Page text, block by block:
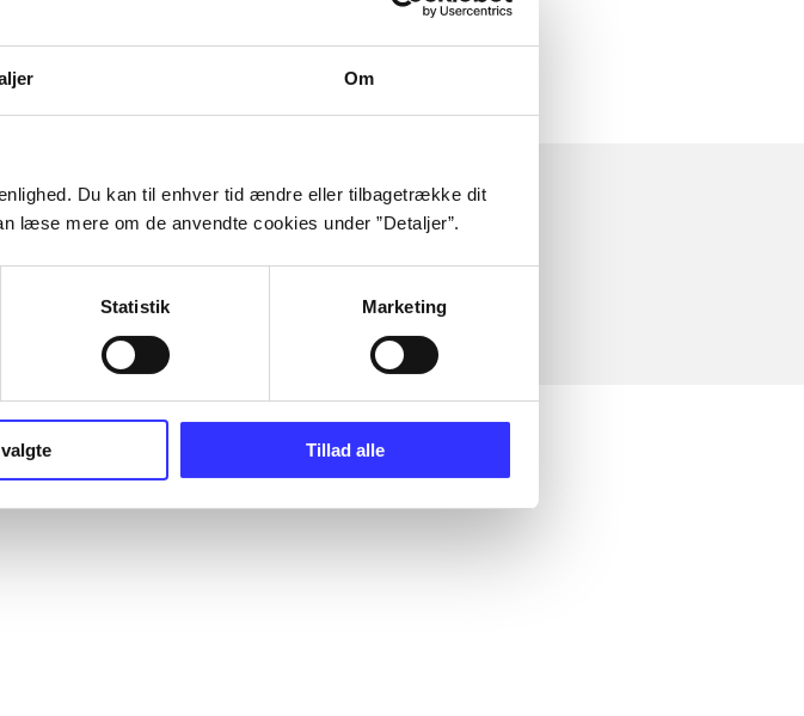
Om
Du kan til enhver tid ændre eller tilbagetrække dit
læse mere om de anvendte cookies under ”Detaljer”.
Statistik Marketing
Tillad alle